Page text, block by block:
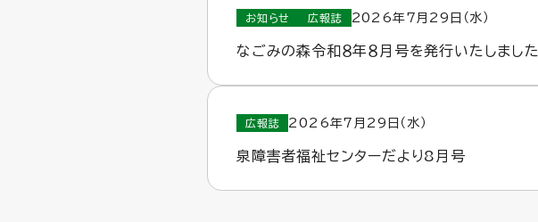
お知らせ 広報誌 2026年7月29日（水）
なごみの森令和８年８月号を発行いたしました
広報誌 2026年7月29日（水）
泉障害者福祉センターだより8月号